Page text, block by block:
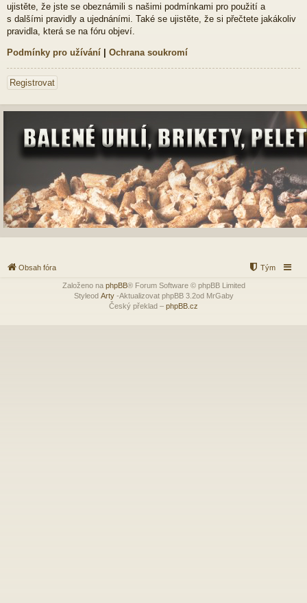
ujistěte, že jste se obeznámili s našimi podmínkami pro použití a
s dalšími pravidly a ujednáními. Také se ujistěte, že si přečtete jakákoliv
pravidla, která se na fóru objeví.
Podmínky pro užívání | Ochrana soukromí
Registrovat
Obsah fóra Tým
Založeno na phpBB® Forum Software © phpBB Limited
Styleod Arty-Aktualizovat phpBB 3.2od MrGaby
Český překlad – phpBB.cz